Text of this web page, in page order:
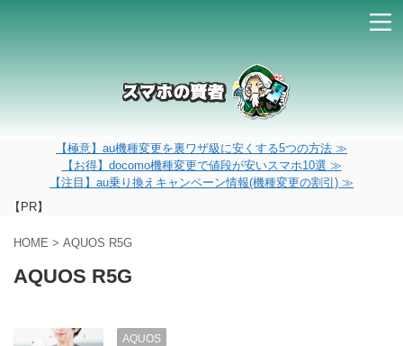
【極意】au機種変更を裏ワザ級に安くする5つの方法 ≫
【お得】docomo機種変更で値段が安いスマホ10選 ≫
【注目】au乗り換えキャンペーン情報(機種変更の割引) ≫
【PR】
HOME > AQUOS R5G
AQUOS R5G
AQUOS